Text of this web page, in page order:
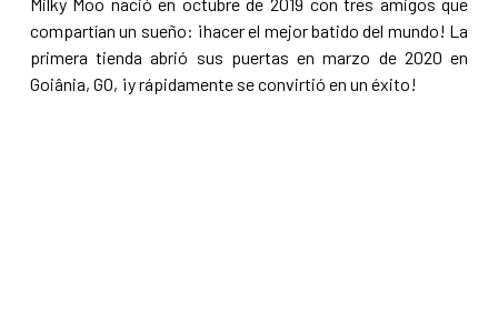
compartían un sueño: ¡hacer el mejor batido del mundo! La
primera tienda abrió sus puertas en marzo de 2020 en
Goiânia, GO, ¡y rápidamente se convirtió en un éxito!